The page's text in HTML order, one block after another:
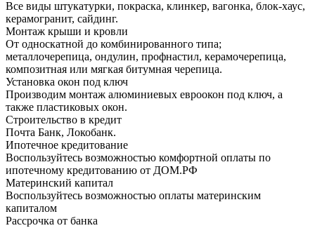
Все виды штукатурки, покраска, клинкер, вагонка, блок-хаус,
керамогранит, сайдинг.
Монтаж крыши и кровли
От односкатной до комбинированного типа;
металлочерепица, ондулин, профнастил, керамочерепица,
композитная или мягкая битумная черепица.
Установка окон под ключ
Производим монтаж алюминиевых евроокон под ключ, а
также пластиковых окон.
Строительство в кредит
Почта Банк, Локобанк.
Ипотечное кредитование
Воспользуйтесь возможностью комфортной оплаты по
ипотечному кредитованию от ДОМ.РФ
Материнский капитал
Воспользуйтесь возможностью оплаты материнским
капиталом
Рассрочка от банка